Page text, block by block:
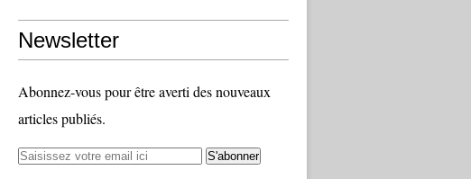
Newsletter
Abonnez-vous pour être averti des nouveaux
articles publiés.